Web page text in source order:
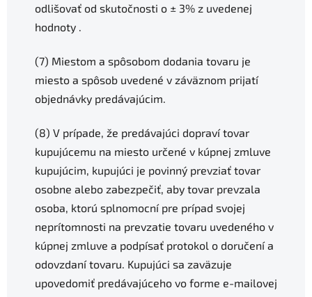
odlišovať od skutočnosti o ± 3% z uvedenej
hodnoty .
(7) Miestom a spôsobom dodania tovaru je
miesto a spôsob uvedené v záväznom prijatí
objednávky predávajúcim.
(8) V prípade, že predávajúci dopraví tovar
kupujúcemu na miesto určené v kúpnej zmluve
kupujúcim, kupujúci je povinný prevziať tovar
osobne alebo zabezpečiť, aby tovar prevzala
osoba, ktorú splnomocní pre prípad svojej
neprítomnosti na prevzatie tovaru uvedeného v
kúpnej zmluve a podpísať protokol o doručení a
odovzdaní tovaru. Kupujúci sa zaväzuje
upovedomiť predávajúceho vo forme e-mailovej